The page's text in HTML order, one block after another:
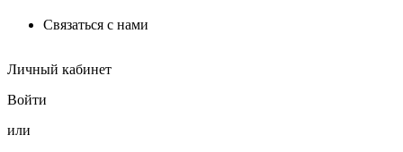
Связаться с нами
Личный кабинет
Войти
или